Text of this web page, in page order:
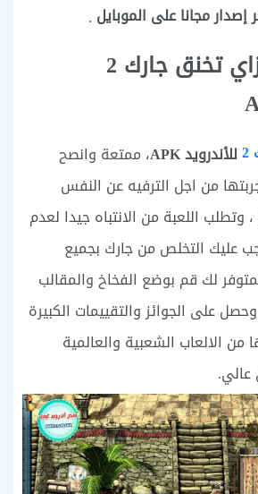
إصدار مجانا على الموبايل .
تحميل لعبة ازاي تخنق جارك 2
للأندرويد APK
، ممتعة وانصح
من اجل الترفيه عن النفس
، وتطلب اللعبة من الانتباه جيدا لعدم
عليك التخلص من جارك بجميع
لك قم بوضع الفخاخ والمقالب
على الجوائز والتقييمات الكبيرة
الالعاب الشعبية والعالمية
عالي.